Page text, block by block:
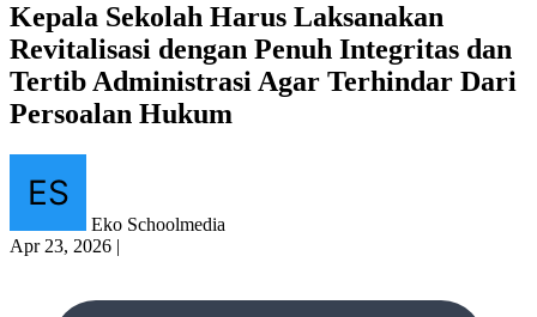
Kepala Sekolah Harus Laksanakan
Revitalisasi dengan Penuh Integritas dan
Tertib Administrasi Agar Terhindar Dari
Persoalan Hukum
Eko Schoolmedia
Apr 23, 2026 |